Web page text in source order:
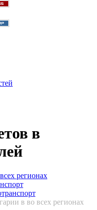
в
регионах
в во всех регионах